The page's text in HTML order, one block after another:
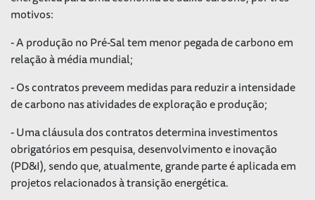
motivos:
- A produção no Pré-Sal tem menor pegada de carbono em
relação à média mundial;
- Os contratos preveem medidas para reduzir a intensidade
de carbono nas atividades de exploração e produção;
- Uma cláusula dos contratos determina investimentos
obrigatórios em pesquisa, desenvolvimento e inovação
(PD&I), sendo que, atualmente, grande parte é aplicada em
projetos relacionados à transição energética.